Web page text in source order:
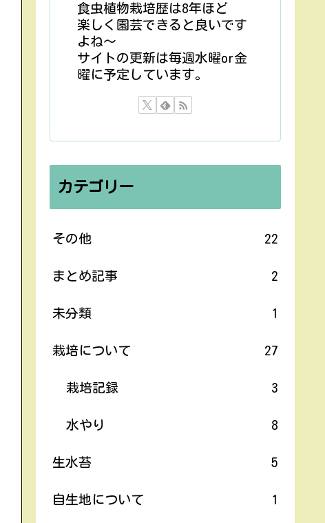
食虫植物栽培歴は8年ほど
楽しく園芸できると良いです
よね〜
サイトの更新は毎週水曜or金
曜に予定しています。
カテゴリー
その他 22
まとめ記事 2
未分類 1
栽培について 27
栽培記録 3
水やり 8
生水苔 5
自生地について 1